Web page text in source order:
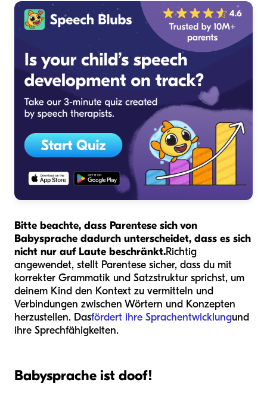
Bitte beachte, dass Parentese sich von
Babysprache dadurch unterscheidet, dass es sich
nicht nur auf Laute beschränkt.Richtig
angewendet, stellt Parentese sicher, dass du mit
korrekter Grammatik und Satzstruktur sprichst, um
deinem Kind den Kontext zu vermitteln und
Verbindungen zwischen Wörtern und Konzepten
herzustellen. Dasfördert ihre Sprachentwicklungund
ihre Sprechfähigkeiten.
Babysprache ist doof!